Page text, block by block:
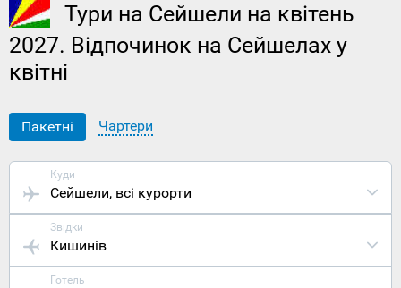
Тури на Сейшели на квітень
2027. Відпочинок на Сейшелах у
квітні
Пакетні Чартери
Куди
Сейшели, всі курорти
Звідки
Кишинів
Готель